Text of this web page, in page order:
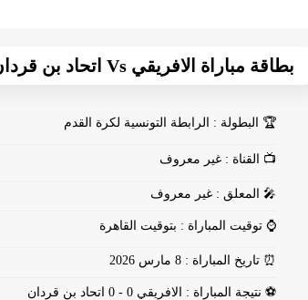
بطاقة مباراة الافريقي Vs اتحاد بن قردان
🏆 البطولة : الرابطة التونسية لكرة القدم
📺 القناة : غير معروف
🎤 المعلق : غير معروف
⌚ توقيت المباراة : بتوقيت القاهرة
⏰ تاريخ المباراة : 8 مارس 2026
⚽ نتيجة المباراة : الافريقي 0 - 0 اتحاد بن قردان